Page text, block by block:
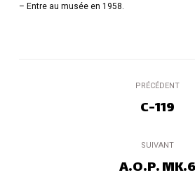
– Entre au musée en 1958.
commentaire
PRÉCÉDENT
Onglet
C-119
SUIVANT
Projets
A.O.P. MK.6